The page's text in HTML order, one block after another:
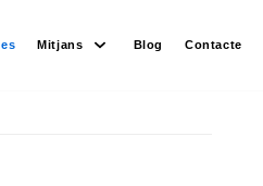
Mitjans Blog Contacte